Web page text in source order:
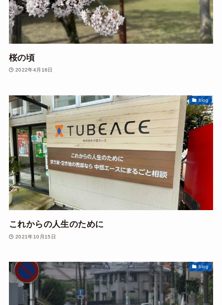
桜の頃
2022年4月16日
blog
これからの人生のために
2021年10月15日
blog